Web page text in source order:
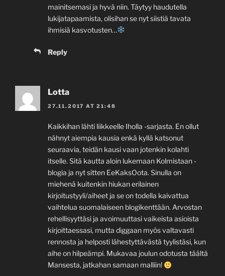
mainitsemasi ja hyvä niin. Täytyy haudutella
lukijatapaamista, olisihan se nyt siistiä tavata
ihmisiä kasvotusten…
Reply
Lotta
27.11.2017 AT 21:48
Kaikkihan lähti liikkeelle Iholla -sarjasta. En ollut
nähnyt aiempia kausia enkä kyllä katsonut
seuraavia, teidän kausi vaan jotenkin kolahti
itselle. Sitä kautta aloin lukemaan Kolmistaan -
blogia ja nyt sitten EeKaksOota. Sinulla on
miehenä kuitenkin hiukan erilainen
kirjoitustyyli/aiheet ja se on todella kaivattua
vaihtelua suomalaiseen blogikenttään. Arvostan
rehellisyyttäsi ja avoimuuttasi vaikeista asioista
kirjoittaessasi, mutta diggaan myös valtavasti
rennosta ja helposti lähestyttävästä tyylistäsi, kun
aihe on hilpeämpi. Mukavaa joulun odotusta täältä
Mansesta, jatkahan samaan malliin!